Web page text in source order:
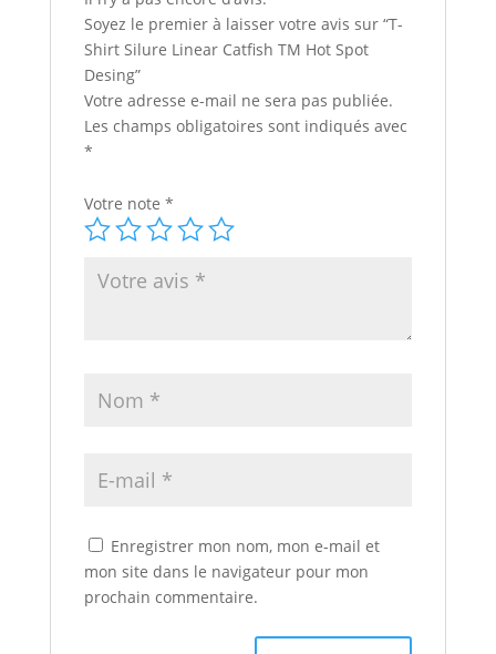
Soyez le premier à laisser votre avis sur “T-
Shirt Silure Linear Catfish TM Hot Spot
Desing”
Votre adresse e-mail ne sera pas publiée.
Les champs obligatoires sont indiqués avec
*
Votre note *
Enregistrer mon nom, mon e-mail et
mon site dans le navigateur pour mon
prochain commentaire.